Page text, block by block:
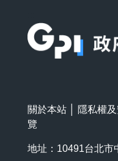
關於本站 隱私權
覽
地址：10491台北市